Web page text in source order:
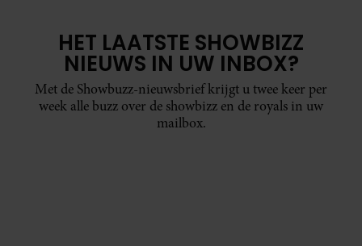
HET LAATSTE SHOWBIZZ
NIEUWS IN UW INBOX?
Met de Showbuzz-nieuwsbrief krijgt u twee keer per
week alle buzz over de showbizz en de royals in uw
mailbox.